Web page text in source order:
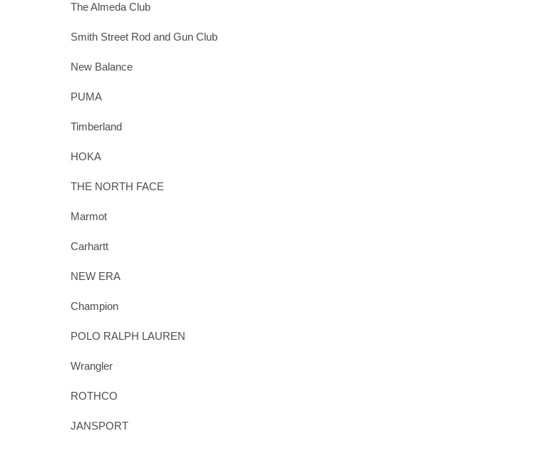
The Almeda Club
Smith Street Rod and Gun Club
New Balance
PUMA
Timberland
HOKA
THE NORTH FACE
Marmot
Carhartt
NEW ERA
Champion
POLO RALPH LAUREN
Wrangler
ROTHCO
JANSPORT